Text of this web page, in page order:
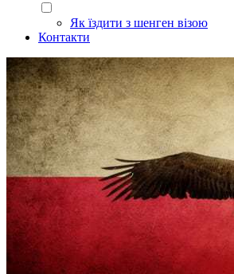
Як їздити з шенген візою
Контакти